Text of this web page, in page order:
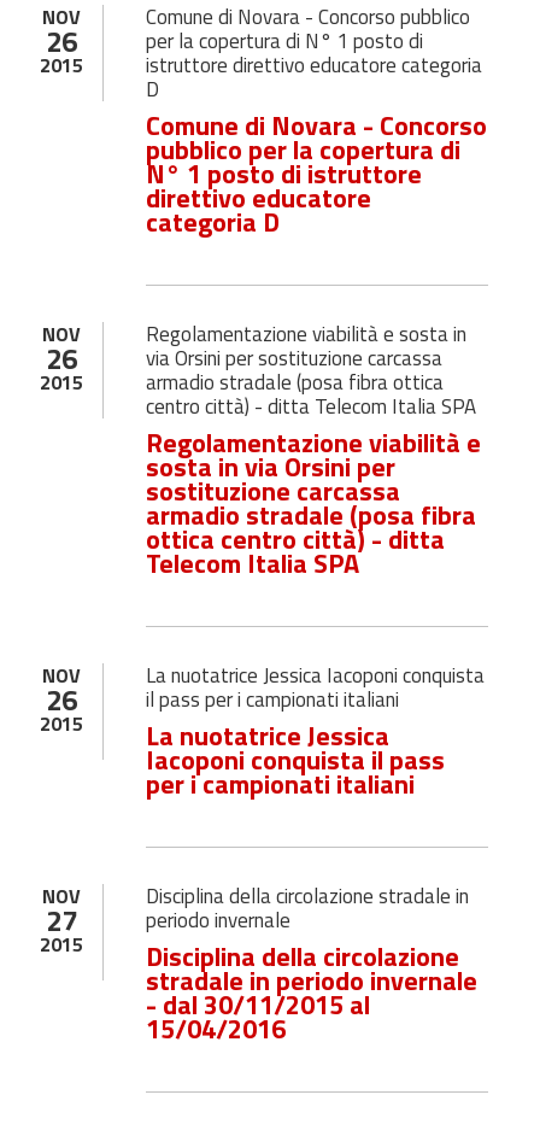
NOV
26
2015
Comune di Novara - Concorso pubblico
per la copertura di N° 1 posto di
istruttore direttivo educatore categoria
D
Comune di Novara - Concorso
pubblico per la copertura di
N° 1 posto di istruttore
direttivo educatore
categoria D
NOV
26
2015
Regolamentazione viabilità e sosta in
via Orsini per sostituzione carcassa
armadio stradale (posa fibra ottica
centro città) - ditta Telecom Italia SPA
Regolamentazione viabilità e
sosta in via Orsini per
sostituzione carcassa
armadio stradale (posa fibra
ottica centro città) - ditta
Telecom Italia SPA
NOV
26
2015
La nuotatrice Jessica Iacoponi conquista
il pass per i campionati italiani
La nuotatrice Jessica
Iacoponi conquista il pass
per i campionati italiani
NOV
27
2015
Disciplina della circolazione stradale in
periodo invernale
Disciplina della circolazione
stradale in periodo invernale
- dal 30/11/2015 al
15/04/2016